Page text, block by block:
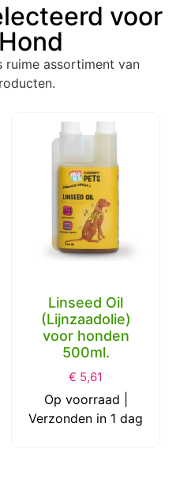
voor
ruime assortiment van
Linseed Oil
(Lijnzaadolie)
voor honden
500ml.
€ 5,61
Op voorraad |
Verzonden in 1 dag